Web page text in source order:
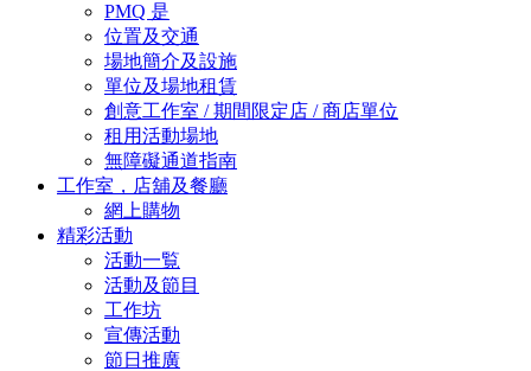
PMQ 是
位置及交通
場地簡介及設施
單位及場地租賃
創意工作室 / 期間限定店 / 商店單位
租用活動場地
無障礙通道指南
工作室，店舖及餐廳
網上購物
精彩活動
活動一覧
活動及節目
工作坊
宣傳活動
節日推廣